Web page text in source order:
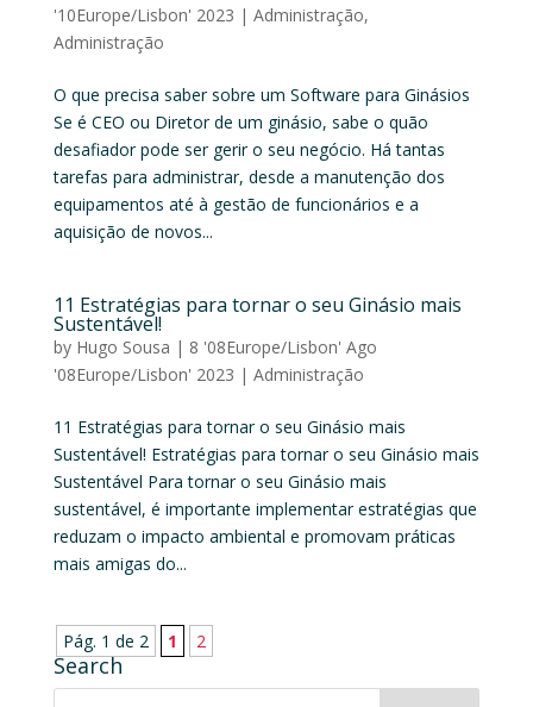
'10Europe/Lisbon' 2023 | Administração,
Administração
O que precisa saber sobre um Software para Ginásios
Se é CEO ou Diretor de um ginásio, sabe o quão
desafiador pode ser gerir o seu negócio. Há tantas
tarefas para administrar, desde a manutenção dos
equipamentos até à gestão de funcionários e a
aquisição de novos...
11 Estratégias para tornar o seu Ginásio mais
Sustentável!
by Hugo Sousa | 8 '08Europe/Lisbon' Ago
'08Europe/Lisbon' 2023 | Administração
11 Estratégias para tornar o seu Ginásio mais
Sustentável! Estratégias para tornar o seu Ginásio mais
Sustentável Para tornar o seu Ginásio mais
sustentável, é importante implementar estratégias que
reduzam o impacto ambiental e promovam práticas
mais amigas do...
Pág. 1 de 2 1 2
Search